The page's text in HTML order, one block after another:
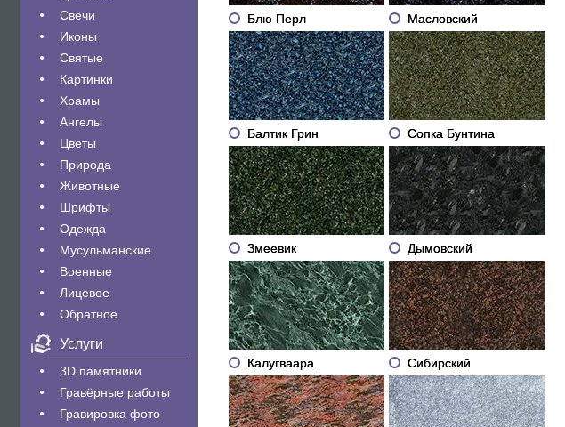
Свечи
Иконы
Святые
Картинки
Храмы
Ангелы
Цветы
Природа
Животные
Шрифты
Одежда
Мусульманские
Военные
Лицевое
Обратное
Услуги
3D памятники
Гравëрные работы
Гравировка фото
Блю Перл Масловский
Балтик Грин Сопка Бунтина
Змеевик Дымовский
Калугваара Сибирский